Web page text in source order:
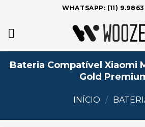
content
WHATSAPP: (11)
Bateria Compatível Xiaomi
Gold
INÍCIO /